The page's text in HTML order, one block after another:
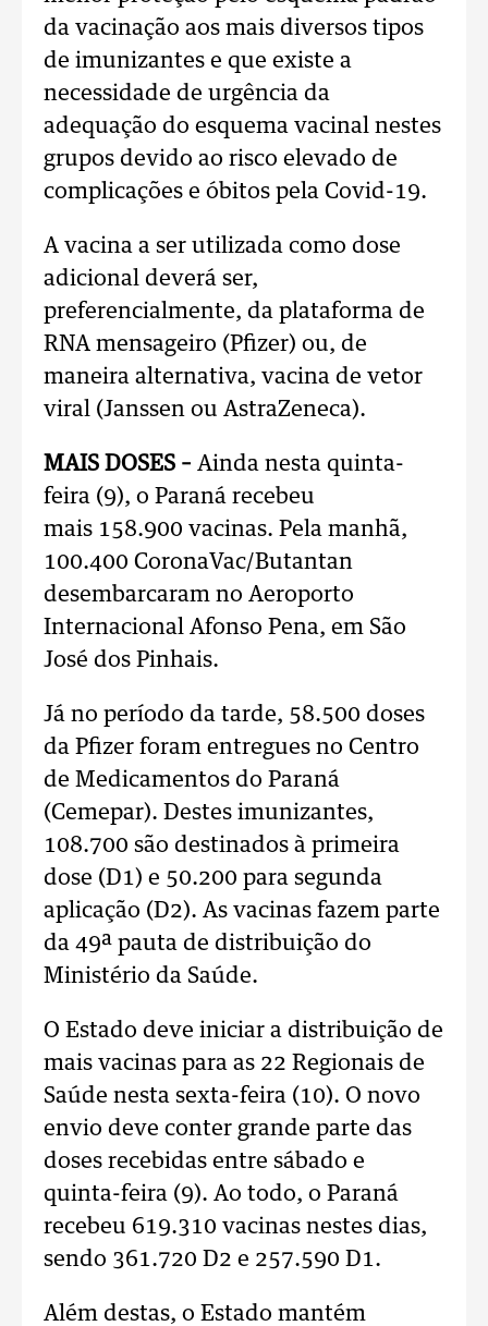
da vacinação aos mais diversos tipos
de imunizantes e que existe a
necessidade de urgência da
adequação do esquema vacinal nestes
grupos devido ao risco elevado de
complicações e óbitos pela Covid-19.
A vacina a ser utilizada como dose
adicional deverá ser,
preferencialmente, da plataforma de
RNA mensageiro (Pfizer) ou, de
maneira alternativa, vacina de vetor
viral (Janssen ou AstraZeneca).
MAIS DOSES – Ainda nesta quinta-
feira (9), o Paraná recebeu
mais 158.900 vacinas. Pela manhã,
100.400 CoronaVac/Butantan
desembarcaram no Aeroporto
Internacional Afonso Pena, em São
José dos Pinhais.
Já no período da tarde, 58.500 doses
da Pfizer foram entregues no Centro
de Medicamentos do Paraná
(Cemepar). Destes imunizantes,
108.700 são destinados à primeira
dose (D1) e 50.200 para segunda
aplicação (D2). As vacinas fazem parte
da 49ª pauta de distribuição do
Ministério da Saúde.
O Estado deve iniciar a distribuição de
mais vacinas para as 22 Regionais de
Saúde nesta sexta-feira (10). O novo
envio deve conter grande parte das
doses recebidas entre sábado e
quinta-feira (9). Ao todo, o Paraná
recebeu 619.310 vacinas nestes dias,
sendo 361.720 D2 e 257.590 D1.
Além destas, o Estado mantém